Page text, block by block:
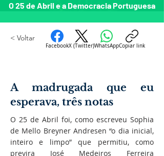
O 25 de Abril e a Democracia Portuguesa
< Voltar
FacebookX (Twitter)WhatsAppCopiar link
A madrugada que eu
esperava, três notas
O 25 de Abril foi, como escreveu Sophia
de Mello Breyner Andresen “o dia inicial,
inteiro e limpo” que permitiu, como
previra José Medeiros Ferreira